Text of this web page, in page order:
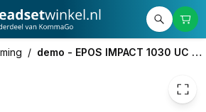
/ demo - EPOS IMPACT 1030 UC Mono